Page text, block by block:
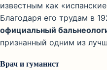
известным как
Благодаря его трудам в
официальный
признанный одним из
Врач и гуманист